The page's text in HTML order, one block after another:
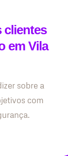
clientes
em Vila
sobre a
com